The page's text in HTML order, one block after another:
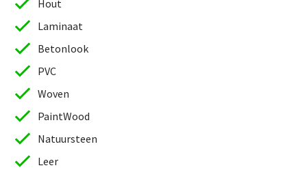
Hout
Laminaat
Betonlook
PVC
Woven
PaintWood
Natuursteen
Leer